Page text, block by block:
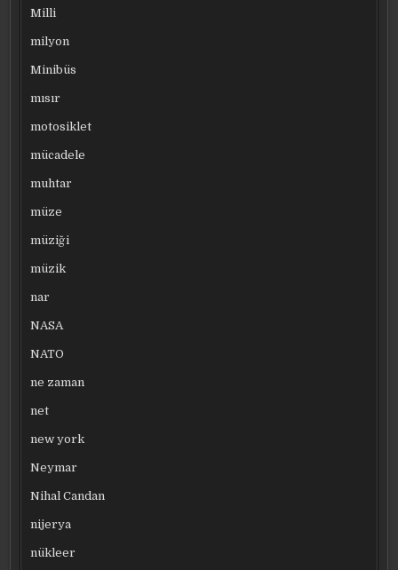
Milli
milyon
Minibüs
mısır
motosiklet
mücadele
muhtar
müze
müziği
müzik
nar
NASA
NATO
ne zaman
net
new york
Neymar
Nihal Candan
nijerya
nükleer